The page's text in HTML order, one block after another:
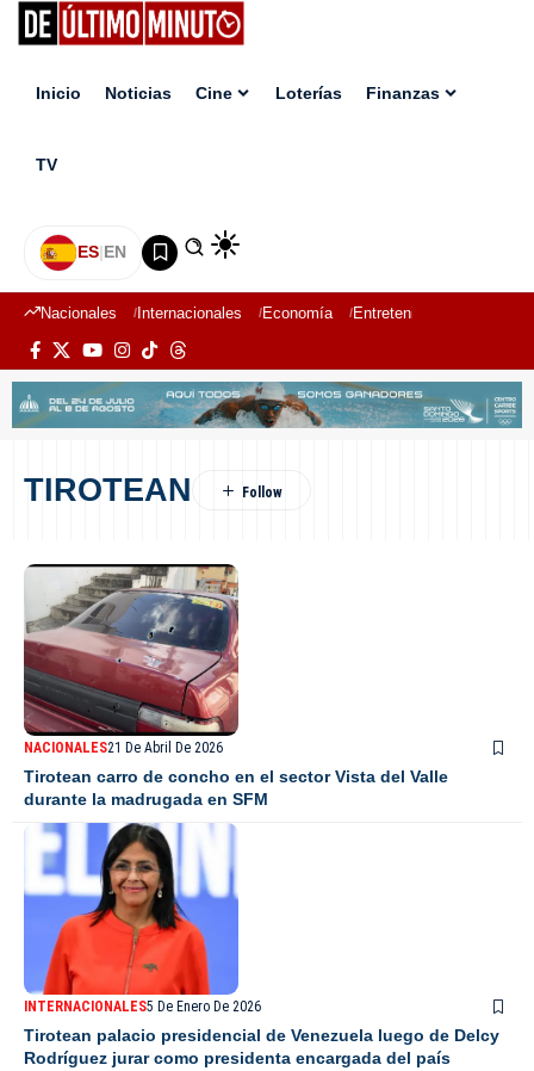
Inicio Noticias Cine Loterías Finanzas
TV
ES|EN
Nacionales Internacionales Economía Entretenimiento
TIROTEAN
NACIONALES21 De Abril De 2026
Tirotean carro de concho en el sector Vista del Valle
durante la madrugada en SFM
INTERNACIONALES5 De Enero De 2026
Tirotean palacio presidencial de Venezuela luego de Delcy
Rodríguez jurar como presidenta encargada del país